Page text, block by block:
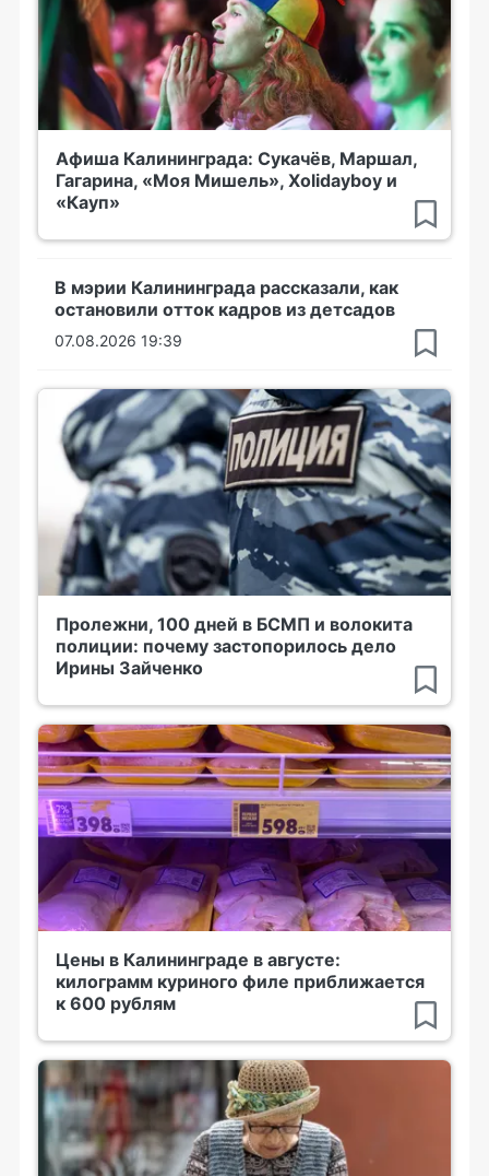
Афиша Калининграда: Сукачёв, Маршал,
Гагарина, «Моя Мишель», Xolidayboy и
«Кауп»
В мэрии Калининграда рассказали, как
остановили отток кадров из детсадов
07.08.2026 19:39
Пролежни, 100 дней в БСМП и волокита
полиции: почему застопорилось дело
Ирины Зайченко
Цены в Калининграде в августе:
килограмм куриного филе приближается
к 600 рублям